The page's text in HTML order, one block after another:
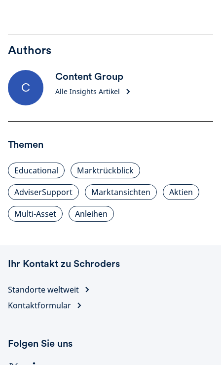
Authors
C
Content Group
Alle Insights Artikel
Themen
Educational
Marktrückblick
AdviserSupport
Marktansichten
Aktien
Multi-Asset
Anleihen
Ihr Kontakt zu Schroders
Standorte weltweit
Kontaktformular
Folgen Sie uns